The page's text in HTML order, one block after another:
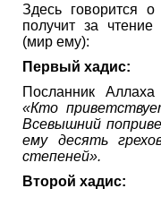
Здесь говорится
получит за
(мир ему):
Первый хадис:
Посланник
«Кто
Всевышний
ему десять
степеней».
Второй хадис: